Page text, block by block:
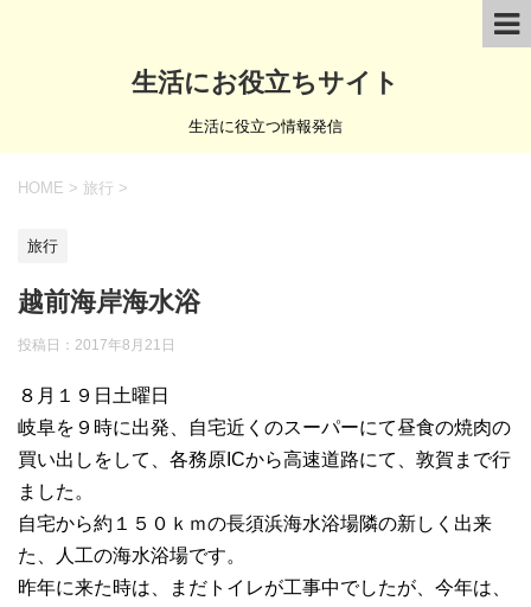
生活にお役立ちサイト
生活に役立つ情報発信
HOME > 旅行 >
旅行
越前海岸海水浴
投稿日： 2017年8月21日
８月１９日土曜日
岐阜を９時に出発、自宅近くのスーパーにて昼食の焼肉の
買い出しをして、各務原ICから高速道路にて、敦賀まで行
ました。
自宅から約１５０ｋｍの長須浜海水浴場隣の新しく出来
た、人工の海水浴場です。
昨年に来た時は、まだトイレが工事中でしたが、今年は、